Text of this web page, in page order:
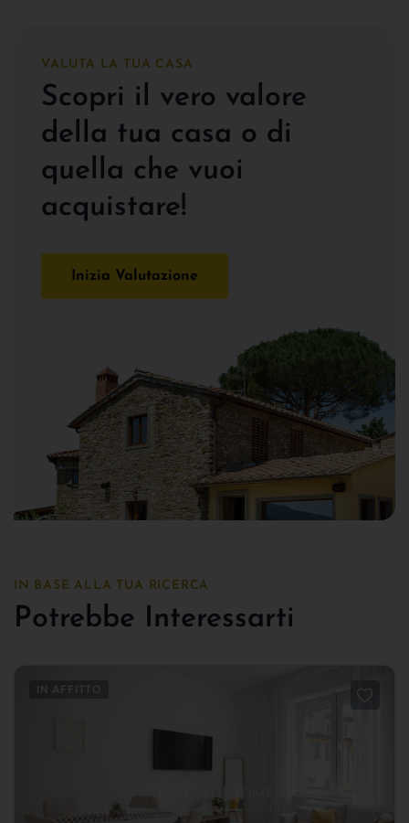
VALUTA LA TUA CASA
Scopri il vero valore
della tua casa o di
quella che vuoi
acquistare!
Inizia Valutazione
IN BASE ALLA TUA RICERCA
Potrebbe Interessarti
IN AFFITTO